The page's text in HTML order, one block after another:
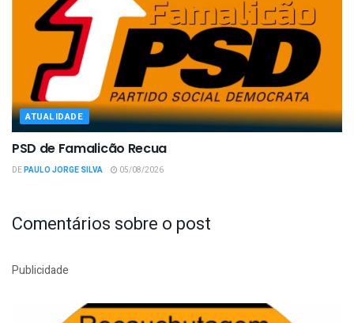
ATUALIDADE
PSD de Famalicão Recua
DEPAULO JORGE SILVA 05/08/2026
Comentários sobre o post
Publicidade